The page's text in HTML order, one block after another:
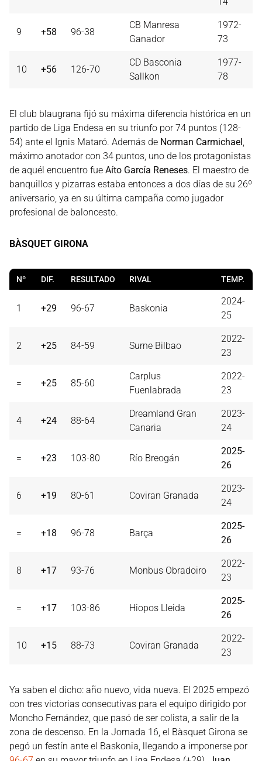
9 +58 96-38
CB Manresa
Ganador
1972-
73
10 +56 126-70
CD Basconia
Sallkon
1977-
78
El club blaugrana fijó su máxima diferencia histórica en un
partido de Liga Endesa en su triunfo por 74 puntos (128-
54) ante el Ignis Mataró. Además de Norman Carmichael
máximo anotador con 34 puntos, uno de los protagonistas
de aquél encuentro fue Aíto García Reneses. El maestro de
banquillos y pizarras estaba entonces a dos días de su 26º
aniversario, ya en su última campaña como jugador
profesional de baloncesto.
BÀSQUET GIRONA
Nº DIF. RESULTADO RIVAL TEMP.
1 +29 96-67 Baskonia
2024-
25
2 +25 84-59 Surne Bilbao
2022-
23
= +25 85-60
Carplus
Fuenlabrada
2022-
23
4 +24 88-64
Dreamland Gran
Canaria
2023-
24
= +23 103-80 Río Breogán
2025-
26
6 +19 80-61 Coviran Granada
2023-
24
= +18 96-78 Barça
2025-
26
8 +17 93-76 Monbus Obradoiro
2022-
23
= +17 103-86 Hiopos Lleida
2025-
26
10 +15 88-73 Coviran Granada
2022-
23
Ya saben el dicho: año nuevo, vida nueva. El 2025 empezó
con tres victorias consecutivas para el equipo dirigido por
Moncho Fernández, que pasó de ser colista, a salir de la
zona de descenso. En la Jornada 16, el Bàsquet Girona se
pegó un festín ante el Baskonia, llegando a imponerse por